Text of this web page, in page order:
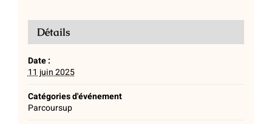
Détails
Date :
11 juin 2025
Catégories d'événement
Parcoursup